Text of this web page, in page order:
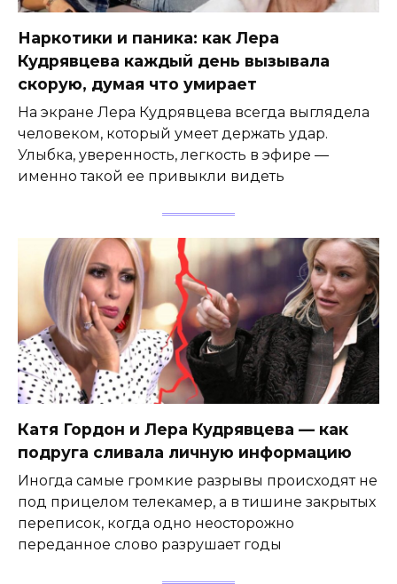
Наркотики и паника: как Лера
Кудрявцева каждый день вызывала
скорую, думая что умирает
На экране Лера Кудрявцева всегда выглядела
человеком, который умеет держать удар.
Улыбка, уверенность, легкость в эфире —
именно такой ее привыкли видеть
Катя Гордон и Лера Кудрявцева — как
подруга сливала личную информацию
Иногда самые громкие разрывы происходят не
под прицелом телекамер, а в тишине закрытых
переписок, когда одно неосторожно
переданное слово разрушает годы